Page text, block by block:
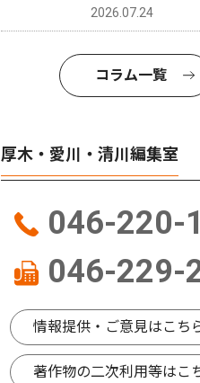
2026.07.24
コラム一覧
厚木・愛川・清川編集室
046-220-
046-229-
情報提供・ご意見はこち
著作物の二次利用等はこ